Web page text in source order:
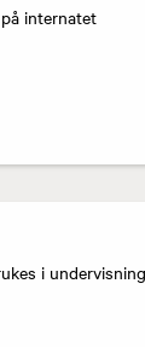
internatet
i